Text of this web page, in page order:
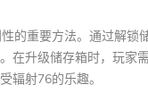
的重要方法。通过解
升级储存箱时，玩家
辐射76的乐趣。